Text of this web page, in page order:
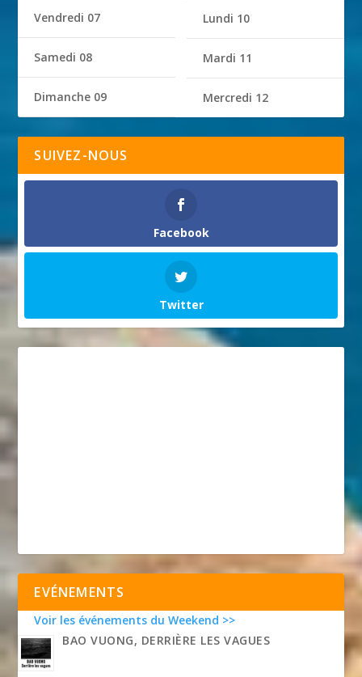
Vendredi 07
Samedi 08
Dimanche 09
Lundi 10
Mardi 11
Mercredi 12
SUIVEZ-NOUS
Facebook
Twitter
EVÉNEMENTS
Voir les événements du Weekend >>
BAO VUONG, DERRIÈRE LES VAGUES